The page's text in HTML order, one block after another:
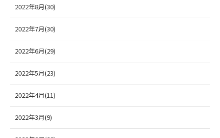
2022年8月(30)
2022年7月(30)
2022年6月(29)
2022年5月(23)
2022年4月(11)
2022年3月(9)